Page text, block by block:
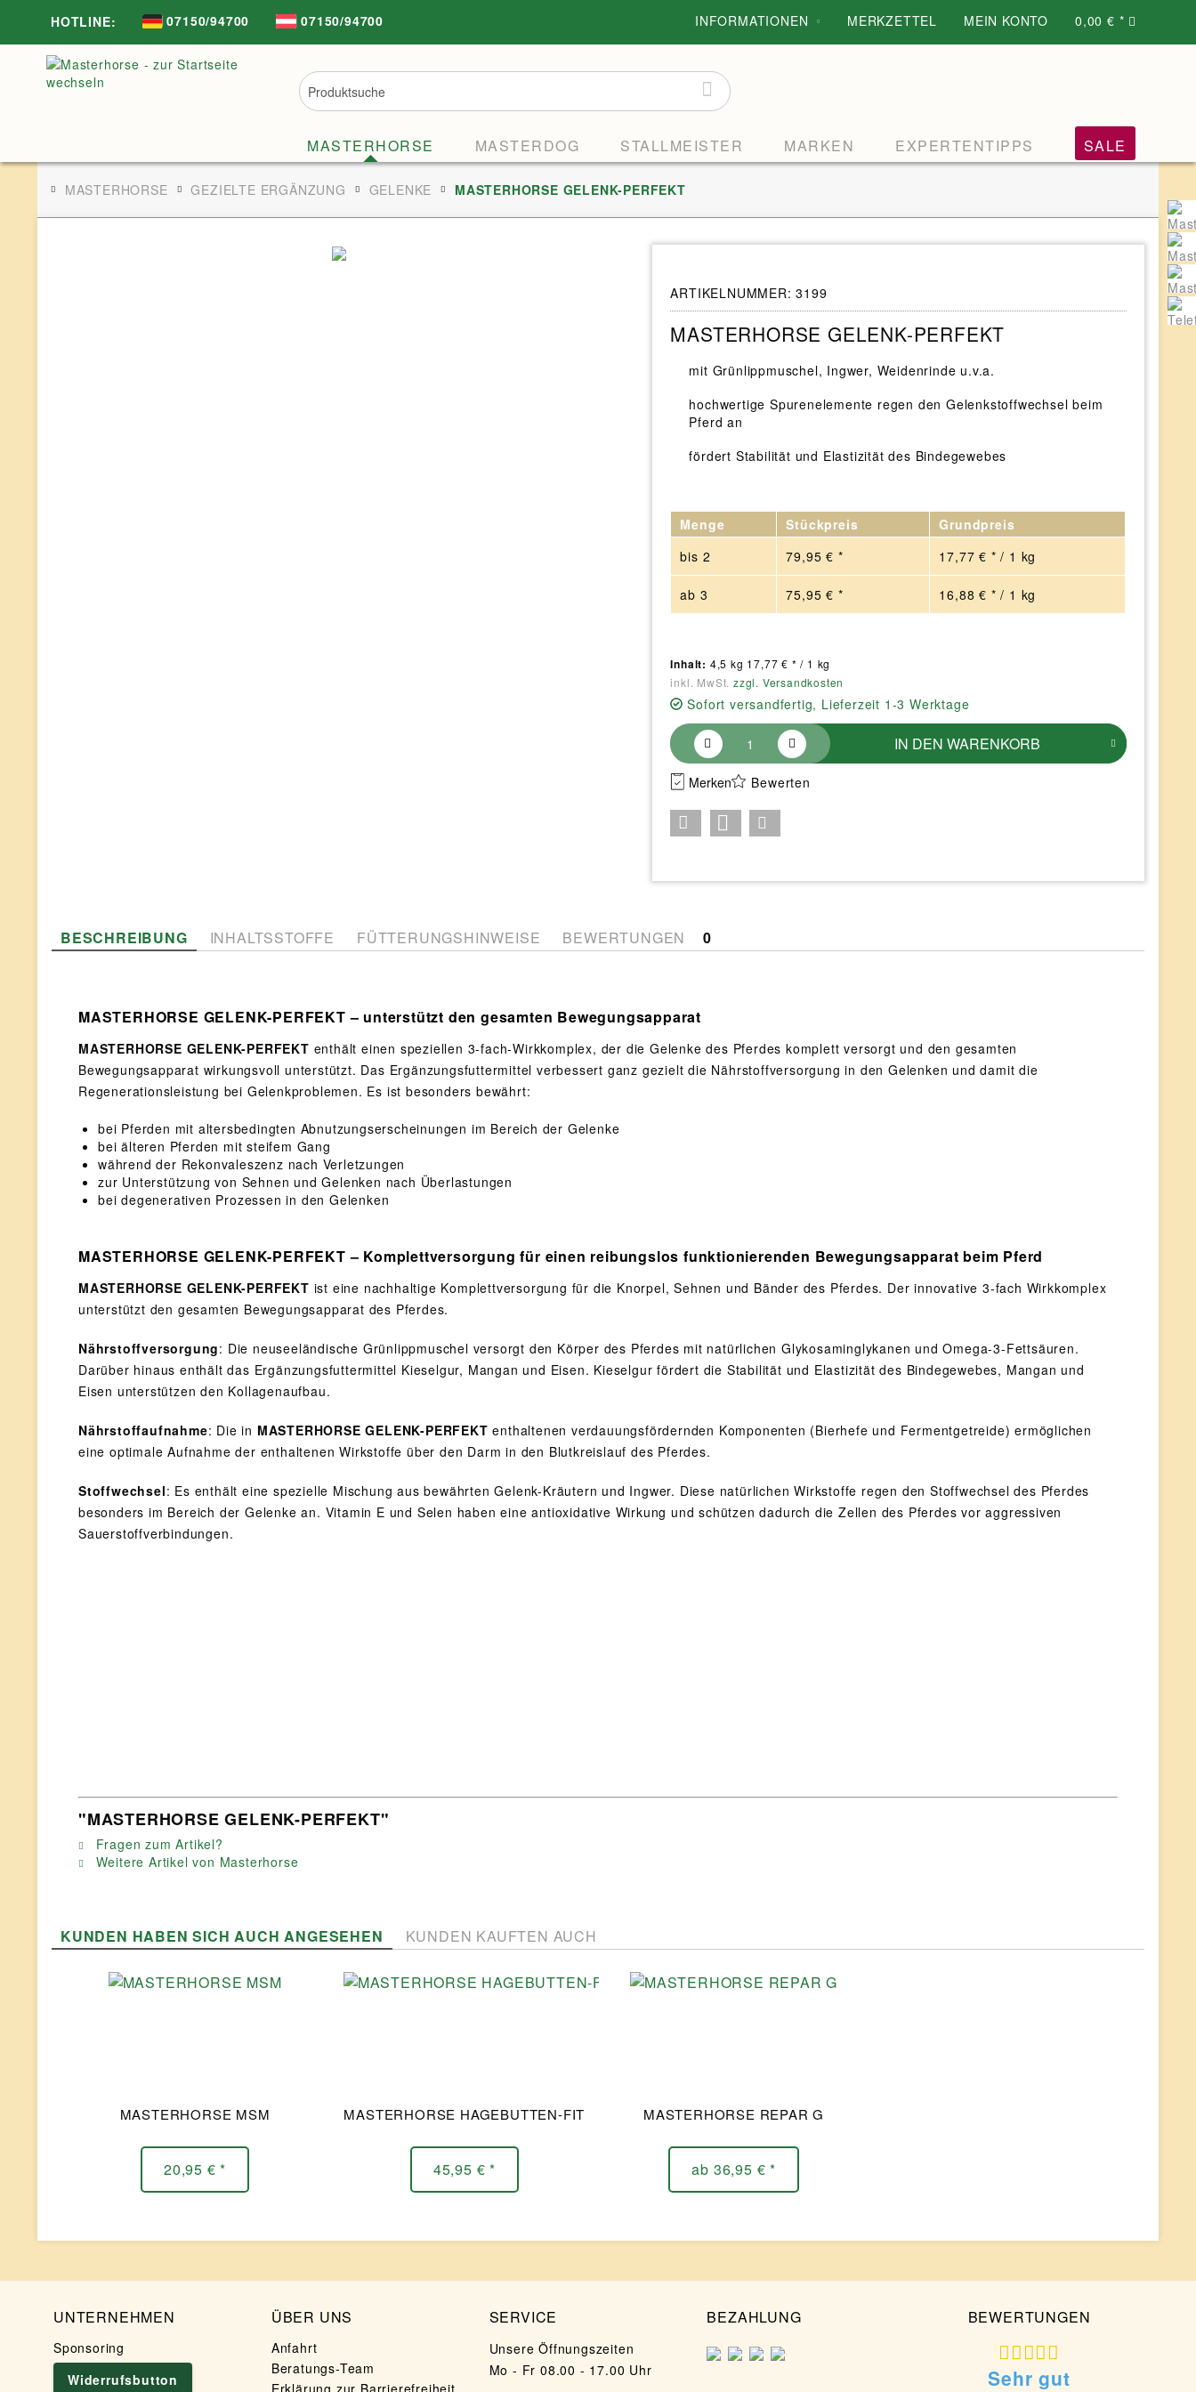
HOTLINE: 07150/94700 07150/94700 INFORMATIONEN MERKZETTEL MEIN KONTO 0,00 € *
MASTERHORSE MASTERDOG STALLMEISTER MARKEN EXPERTENTIPPS SALE
MASTERHORSE GEZIELTE ERGÄNZUNG GELENKE MASTERHORSE GELENK-PERFEKT
ARTIKELNUMMER:3199
MASTERHORSE GELENK-PERFEKT
mit Grünlippmuschel, Ingwer, Weidenrinde u.v.a.
hochwertige Spurenelemente regen den Gelenkstoffwechsel beim
Pferd an
fördert Stabilität und Elastizität des Bindegewebes
Menge Stückpreis
Grundpreis
bis 2 79,95 € * 17,77 € * / 1 kg
ab 3 75,95 € * 16,88 € * / 1 kg
Inhalt: 4,5 kg 17,77 € * / 1 kg
inkl. MwSt. zzgl. Versandkosten
Sofort versandfertig, Lieferzeit 1-3 Werktage
IN DEN WARENKORB
Merken Bewerten
BESCHREIBUNG INHALTSSTOFFE FÜTTERUNGSHINWEISE BEWERTUNGEN 0
MASTERHORSE GELENK-PERFEKT – unterstützt den gesamten Bewegungsapparat
MASTERHORSE GELENK-PERFEKT enthält einen speziellen 3-fach-Wirkkomplex, der die Gelenke des Pferdes komplett versorgt und den gesamten
Bewegungsapparat wirkungsvoll unterstützt. Das Ergänzungsfuttermittel verbessert ganz gezielt die Nährstoffversorgung in den Gelenken und damit die
Regenerationsleistung bei Gelenkproblemen. Es ist besonders bewährt:
bei Pferden mit altersbedingten Abnutzungserscheinungen im Bereich der Gelenke
bei älteren Pferden mit steifem Gang
während der Rekonvaleszenz nach Verletzungen
zur Unterstützung von Sehnen und Gelenken nach Überlastungen
bei degenerativen Prozessen in den Gelenken
MASTERHORSE GELENK-PERFEKT – Komplettversorgung für einen reibungslos funktionierenden Bewegungsapparat beim Pferd
MASTERHORSE GELENK-PERFEKT ist eine nachhaltige Komplettversorgung für die Knorpel, Sehnen und Bänder des Pferdes. Der innovative 3-fach Wirkkomplex
unterstützt den gesamten Bewegungsapparat des Pferdes.
Nährstoffversorgung: Die neuseeländische Grünlippmuschel versorgt den Körper des Pferdes mit natürlichen Glykosaminglykanen und Omega-3-Fettsäuren.
Darüber hinaus enthält das Ergänzungsfuttermittel Kieselgur, Mangan und Eisen. Kieselgur fördert die Stabilität und Elastizität des Bindegewebes, Mangan und
Eisen unterstützen den Kollagenaufbau.
Nährstoffaufnahme: Die in MASTERHORSE GELENK-PERFEKT enthaltenen verdauungsfördernden Komponenten (Bierhefe und Fermentgetreide) ermöglichen
eine optimale Aufnahme der enthaltenen Wirkstoffe über den Darm in den Blutkreislauf des Pferdes.
Stoffwechsel: Es enthält eine spezielle Mischung aus bewährten Gelenk-Kräutern und Ingwer. Diese natürlichen Wirkstoffe regen den Stoffwechsel des Pferdes
besonders im Bereich der Gelenke an. Vitamin E und Selen haben eine antioxidative Wirkung und schützen dadurch die Zellen des Pferdes vor aggressiven
Sauerstoffverbindungen.
"MASTERHORSE GELENK-PERFEKT"
Fragen zum Artikel?
Weitere Artikel von Masterhorse
KUNDEN HABEN SICH AUCH ANGESEHEN KUNDEN KAUFTEN AUCH
MASTERHORSE MSM
20,95 € *
MASTERHORSE HAGEBUTTEN-FIT
45,95 € *
MASTERHORSE REPAR G
ab 36,95 € *
UNTERNEHMEN
Sponsoring
Widerrufsbutton
ÜBER UNS
Anfahrt
Beratungs-Team
Erklärung zur Barrierefreiheit
SERVICE
Unsere Öffnungszeiten
Mo - Fr 08.00 - 17.00 Uhr
BEZAHLUNG BEWERTUNGEN
Sehr gut